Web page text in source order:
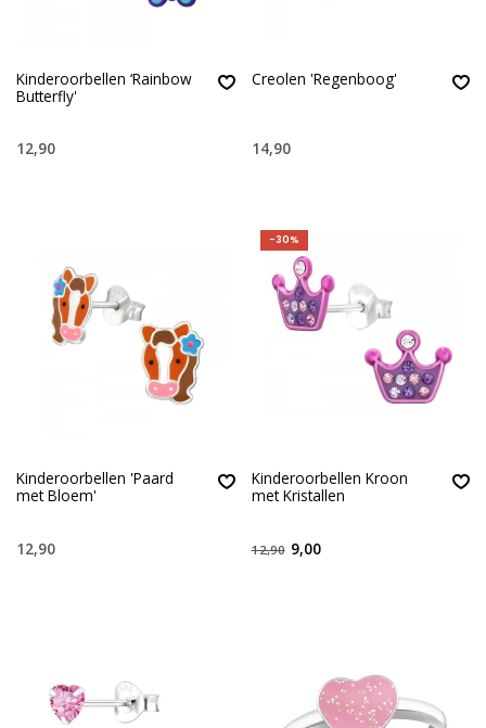
Kinderoorbellen ‘Rainbow
Butterfly'
12,90
Creolen 'Regenboog'
14,90
Kinderoorbellen 'Paard
met Bloem'
12,90
-30%
Kinderoorbellen Kroon
met Kristallen
12,90 9,00